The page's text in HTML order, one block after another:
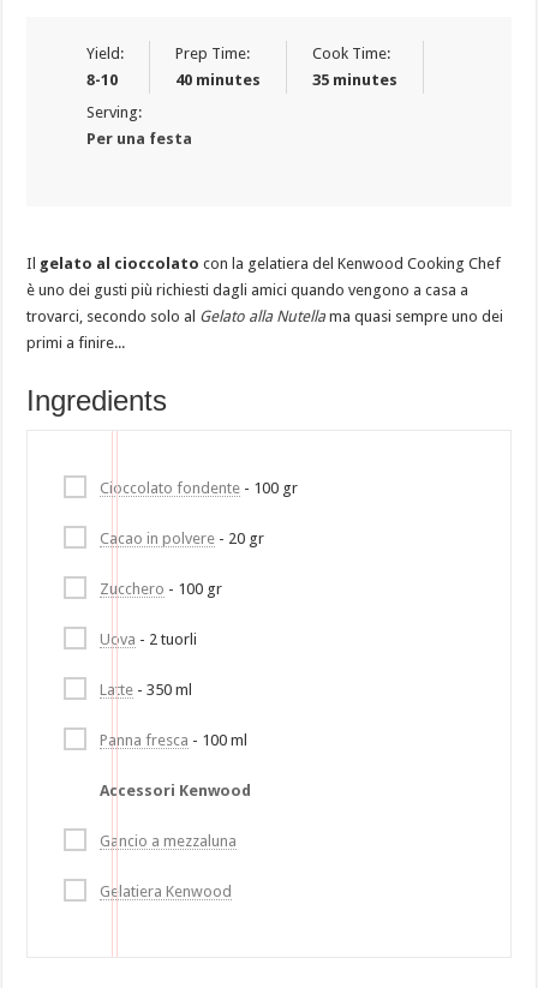
Yield:
8-10
Prep Time:
40 minutes
Cook Time:
35 minutes
Serving:
Per una festa
Il gelato al cioccolatocon la gelatiera del Kenwood Cooking Chef
è uno dei gusti più richiesti dagli amici quando vengono a casa a
trovarci, secondo solo al Gelato alla Nutella ma quasi sempre uno dei
primi a finire...
Ingredients
Cioccolato fondente - 100 gr
Cacao in polvere - 20 gr
Zucchero - 100 gr
Uova - 2 tuorli
Latte - 350 ml
Panna fresca - 100 ml
Accessori Kenwood
Gancio a mezzaluna
Gelatiera Kenwood